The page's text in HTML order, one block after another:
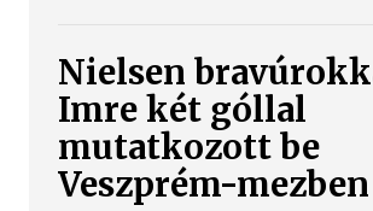
Nielsen
Imre két góllal
mutatkozott be
Veszprém-mezben